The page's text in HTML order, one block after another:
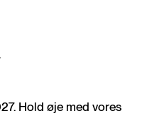
Hold øje med vores